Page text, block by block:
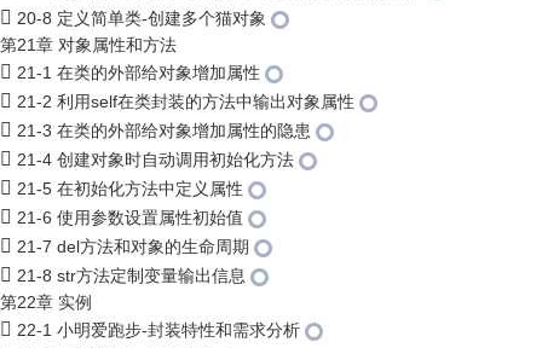
20-8 定义简单类-创建多个猫对象
第21章 对象属性和方法
21-1 在类的外部给对象增加属性
21-2 利用self在类封装的方法中输出对象属性
21-3 在类的外部给对象增加属性的隐患
21-4 创建对象时自动调用初始化方法
21-5 在初始化方法中定义属性
21-6 使用参数设置属性初始值
21-7 del方法和对象的生命周期
21-8 str方法定制变量输出信息
第22章 实例
22-1 小明爱跑步-封装特性和需求分析